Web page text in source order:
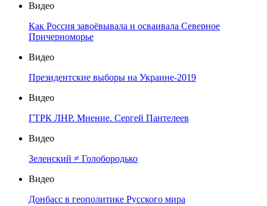
Видео
Как Россия завоёвывала и осваивала Северное
Причерноморье
Видео
Президентские выборы на Украине-2019
Видео
ГТРК ЛНР. Мнение. Сергей Пантелеев
Видео
Зеленский ≠ Голобородько
Видео
Донбасс в геополитике Русского мира